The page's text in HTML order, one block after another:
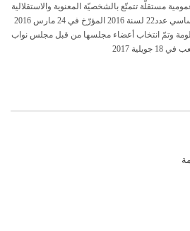
مستقلّة تتمتّع بالشخصيّة المعنوية والاستقلالية
المالية أحدثت بموجب القانون الأساسي عدد22 لسنة 2016 المؤرّخ في 24 مارس 2016
وتمّ انتخاب أعضاء مجلسها من قبل مجلس نواب
جويلية 2017